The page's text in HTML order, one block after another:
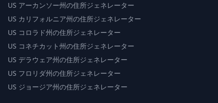
US アーカンソー州の住所ジェネレーター
US カリフォルニア州の住所ジェネレーター
US コロラド州の住所ジェネレーター
US コネチカット州の住所ジェネレーター
US デラウェア州の住所ジェネレーター
US フロリダ州の住所ジェネレーター
US ジョージア州の住所ジェネレーター